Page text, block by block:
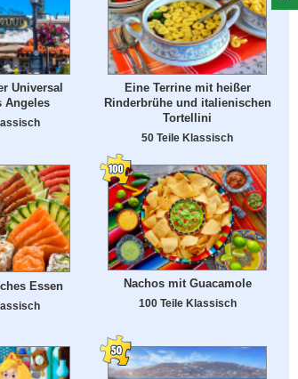
Universal
Angeles
Eine Terrine mit heißer
Rinderbrühe und italienischen
Tortellini
50 Teile Klassisch
Essen Nachos mit Guacamole
100 Teile Klassisch